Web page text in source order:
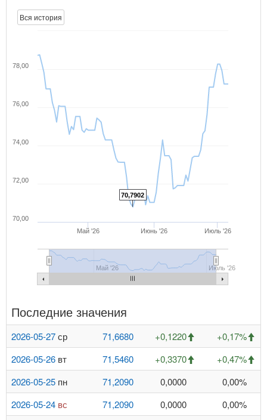
Вся история
70,7902
Май '26 Июнь '26 Июль '26
Май '26 Июль '26
70,00
72,00
74,00
76,00
78,00
Последние значения
2026-05-27ср 71,6680 +0,1220
+0,17%
2026-05-26 вт 71,5460 +0,3370
+0,47%
2026-05-25 пн 71,2090 0,0000
0,00%
2026-05-24 вс 71,2090 0,0000
0,00%